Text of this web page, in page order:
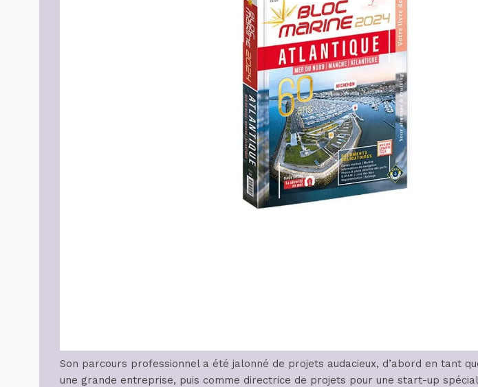
Son parcours professionnel a été jalonné de projets audacieux, d’abord en tant
une grande entreprise, puis comme directrice de projets pour une start-up